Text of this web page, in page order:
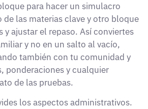
para hacer un simulacro
las materias clave y otro bloque
y ajustar el repaso. Así conviertes
y no en un salto al vacío,
también con tu comunidad y
ponderaciones y cualquier
de las pruebas.
los aspectos administrativos.